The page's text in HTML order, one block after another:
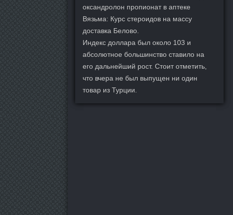
оксандролон пропионат в аптеке
Вязьма: Курс стероидов на массу
доставка Белово.
Индекс доллара был около 103 и
абсолютное большинство ставило на
его дальнейший рост. Стоит отметить,
что вчера не был выпущен ни один
товар из Турции.